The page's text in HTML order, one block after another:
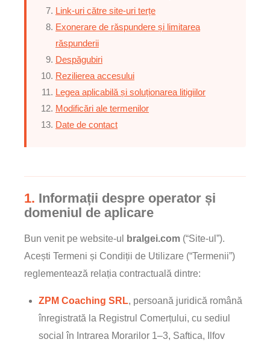
Link-uri către site-uri terțe
Exonerare de răspundere și limitarea
răspunderii
Despăgubiri
Rezilierea accesului
Legea aplicabilă și soluționarea litigiilor
Modificări ale termenilor
Date de contact
1. Informații despre operator și
domeniul de aplicare
Bun venit pe website-ul bralgei.com (“Site-ul”).
Acești Termeni și Condiții de Utilizare (“Termenii”)
reglementează relația contractuală dintre:
ZPM Coaching SRL, persoană juridică română
înregistrată la Registrul Comerțului, cu sediul
social în Intrarea Morarilor 1–3, Saftica, Ilfov